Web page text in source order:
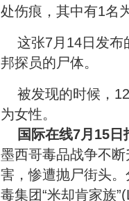
处伤痕，其中有1名
这张7月14日发布
邦探员的尸体。
被发现的时候，
为女性。
国际在线7月15
墨西哥毒品战争不
害，惨遭抛尸街头
毒集团“米却肯家族